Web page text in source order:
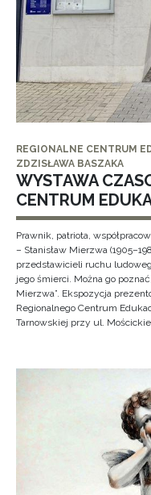
REGIONALNE CENTRUM
ZDZISŁAWA BASZAKA
WYSTAWA
CENTRUM
Prawnik, patriota,
– Stanisław Mierzwa
przedstawicieli ruchu
jego śmierci. Można go
Mierzwa”. Ekspozycja
Regionalnego Centrum
Tarnowskiej przy ul.